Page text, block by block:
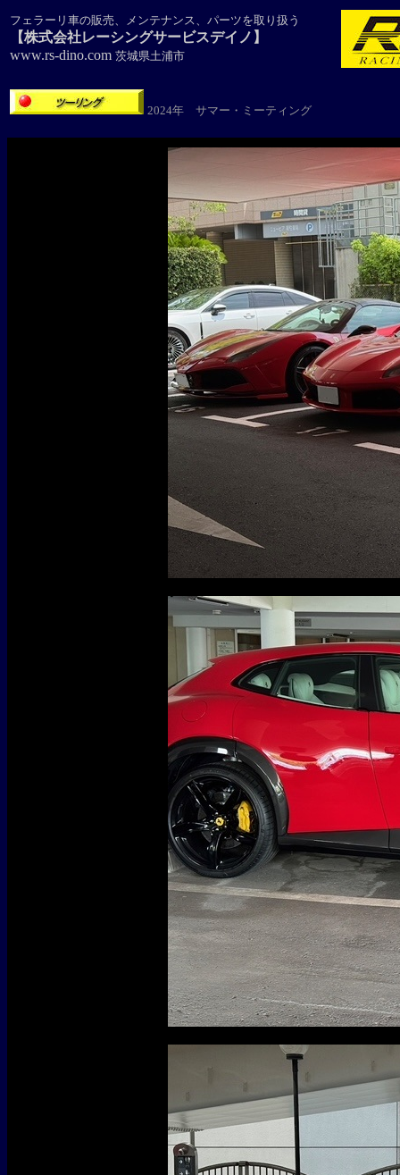
フェラーリ車の販売、メンテナンス、パーツを取り扱う
【株式会社レーシングサービスデイノ】
www.rs-dino.com 茨城県土浦市
2024年 サマー・ミーティング